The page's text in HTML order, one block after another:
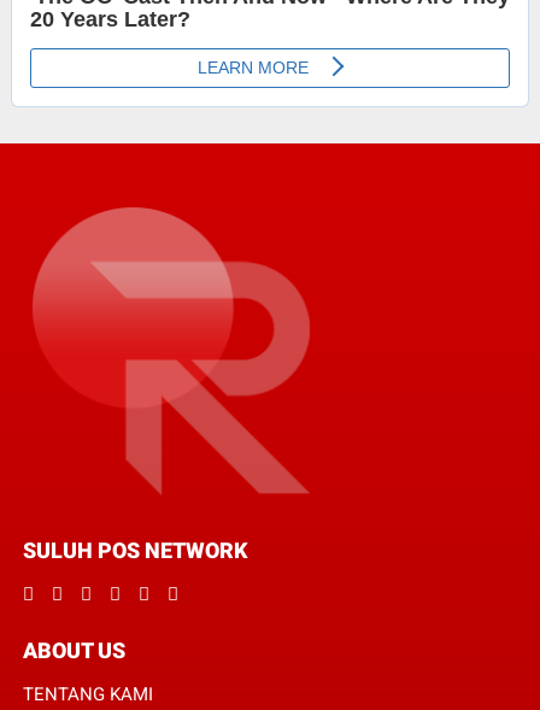
SULUH POS NETWORK
ABOUT US
TENTANG KAMI